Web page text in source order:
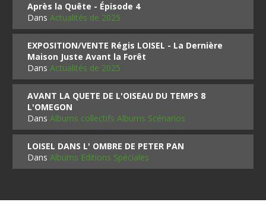
Après la Quête - Épisode 4
DansActualités de 2025
EXPOSITION/VENTE Régis LOISEL - La Dernière
Maison Juste Avant la Forêt
DansActualités de 2025
AVANT LA QUETE DE L'OISEAU DU TEMPS 8
L'OMEGON
DansAlbums collectifs Albums Scénarios
LOISEL DANS L' OMBRE DE PETER PAN
DansAlbums Editions Spéciales